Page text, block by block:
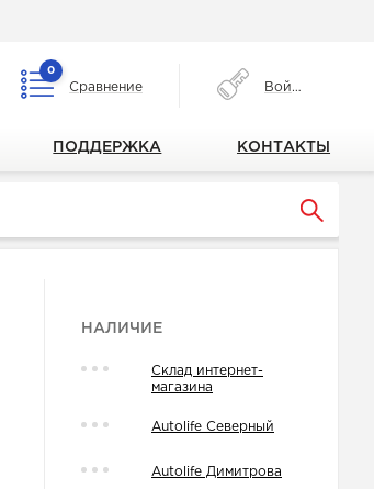
0
Сравнение Войти
ПОДДЕРЖКА КОНТАКТЫ
НАЛИЧИЕ
Склад интернет-
магазина
Autolife Северный
Autolife Димитрова